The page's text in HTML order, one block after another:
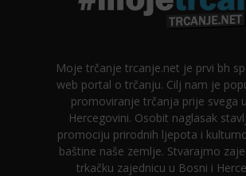
Moje trčanje trcanje.net je prvi bh
web portal o trčanju. Cilj nam je
promoviranje trčanja prije svega
Hercegovini. Osobit naglasak
promociju prirodnih ljepota i
baštine naše zemlje. Stvarajmo
trkačku zajednicu u Bosni i